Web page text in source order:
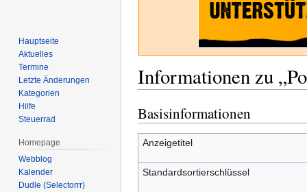
Informationen zu
Zur
Navigation
springen
Zur
Suche
springen
Basisinformationen
Anzeigetitel
Standardsortierschlüssel
Hauptseite
Aktuelles
Termine
Letzte Änderungen
Kategorien
Hilfe
Steuerrad
Homepage
Webblog
Kalender
Dudle (Selectorrr)